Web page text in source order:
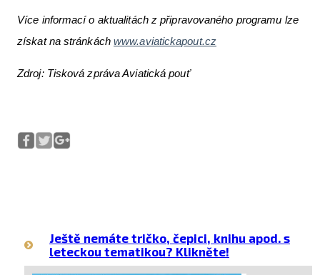
Více informací o aktualitách z připravovaného programu lze
získat na stránkách www.aviatickapout.cz
Zdroj: Tisková zpráva Aviatická pouť
Ještě nemáte tričko, čepici, knihu apod. s
leteckou tematikou? Klikněte!